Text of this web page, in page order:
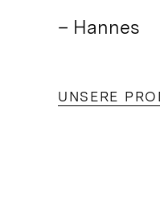
– Hannes
UNSERE